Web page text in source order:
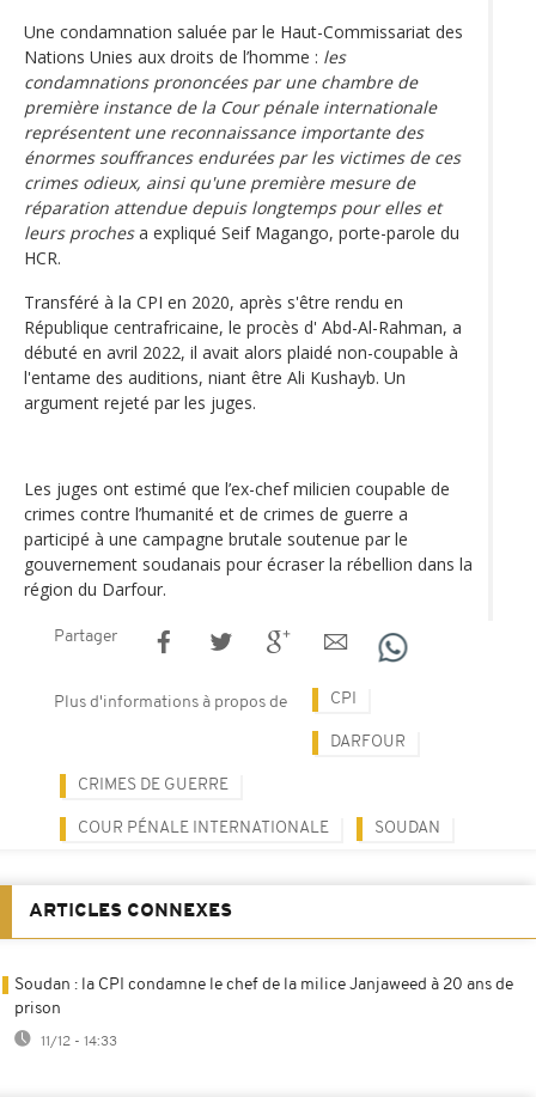
Une condamnation saluée par le Haut-Commissariat des
Nations Unies aux droits de l’homme : les
condamnations prononcées par une chambre de
première instance de la Cour pénale internationale
représentent une reconnaissance importante des
énormes souffrances endurées par les victimes de ces
crimes odieux, ainsi qu'une première mesure de
réparation attendue depuis longtemps pour elles et
leurs prochesa expliqué Seif Magango, porte-parole du
HCR.
Transféré à la CPI en 2020, après s'être rendu en
République centrafricaine, le procès d' Abd-Al-Rahman, a
débuté en avril 2022, il avait alors plaidé non-coupable à
l'entame des auditions, niant être Ali Kushayb. Un
argument rejeté par les juges.
Les juges ont estimé que l’ex-chef milicien coupable de
crimes contre l’humanité et de crimes de guerre a
participé à une campagne brutale soutenue par le
gouvernement soudanais pour écraser la rébellion dans la
région du Darfour.
Partager
Plus d'informations à propos de CPI
DARFOUR
CRIMES DE GUERRE
COUR PÉNALE INTERNATIONALE SOUDAN
ARTICLES CONNEXES
Soudan : la CPI condamne le chef de la milice Janjaweed à 20 ans de
prison
11/12 - 14:33